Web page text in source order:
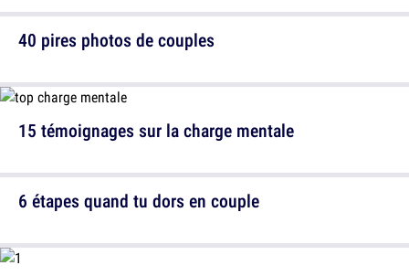
40 pires photos de couples
6 étapes quand tu dors en couple
15 témoignages sur la charge mentale